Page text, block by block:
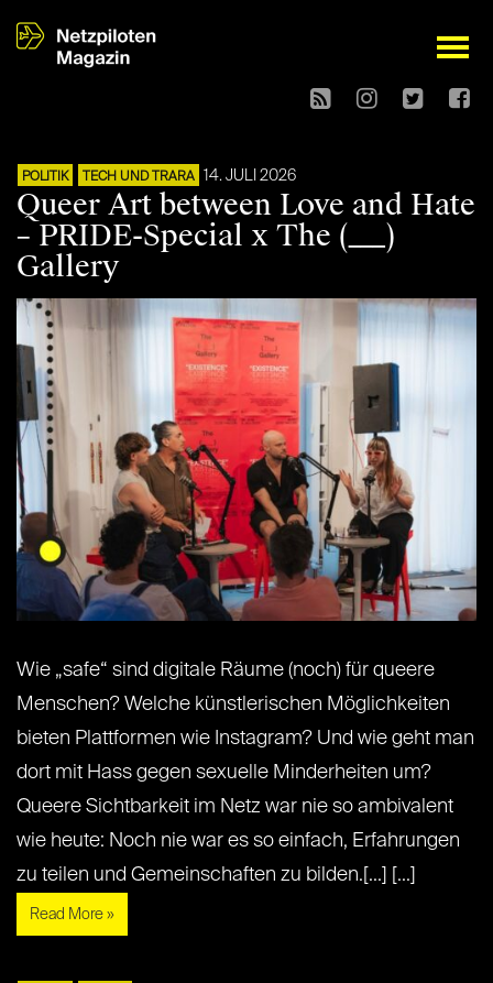
open
POLITIK TECH UND TRARA 14. JULI 2026
Queer Art between Love and Hate
– PRIDE-Special x The (___)
Gallery
Wie „safe“ sind digitale Räume (noch) für queere
Menschen? Welche künstlerischen Möglichkeiten
bieten Plattformen wie Instagram? Und wie geht man
dort mit Hass gegen sexuelle Minderheiten um?
Queere Sichtbarkeit im Netz war nie so ambivalent
wie heute: Noch nie war es so einfach, Erfahrungen
zu teilen und Gemeinschaften zu bilden.[...] [...]
Read More »